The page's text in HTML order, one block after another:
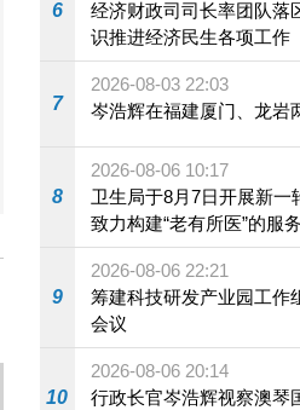
6
经济财政司司长率团队落
识推进经济民生各项工作
7
2026-08-03 22:03
岑浩辉在福建厦门、龙岩
8
2026-08-06 10:17
卫生局于8月7日开展新一
致力构建“老有所医”的服
9
2026-08-06 22:21
筹建科技研发产业园工作
会议
10
2026-08-06 20:14
行政长官岑浩辉视察澳琴